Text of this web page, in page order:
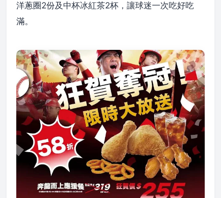
洋蔥圈2份及中杯冰紅茶2杯，讓球迷一次吃好吃
滿。